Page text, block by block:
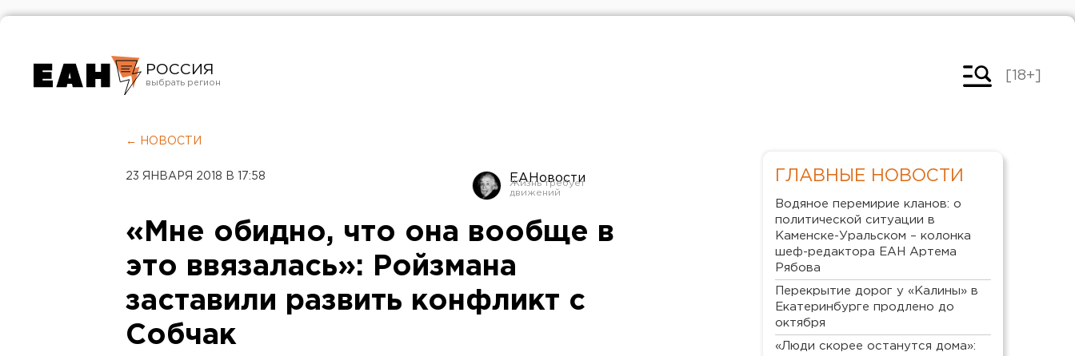
РОССИЯ
Челябинск
[18+]
← НОВОСТИ
23 ЯНВАРЯ 2018 В 17:58 ЕАНовости
«Мне обидно, что она вообще в
это ввязалась»: Ройзмана
заставили развить конфликт с
Собчак
ГЛАВНЫЕ НОВОСТИ
Водяное перемирие кланов: о
политической ситуации в
Каменске-Уральском – колонка
шеф-редактора ЕАН Артема
Рябова
Перекрытие дорог у «Калины» в
Екатеринбурге продлено до
октября
«Люди скорее останутся дома»: